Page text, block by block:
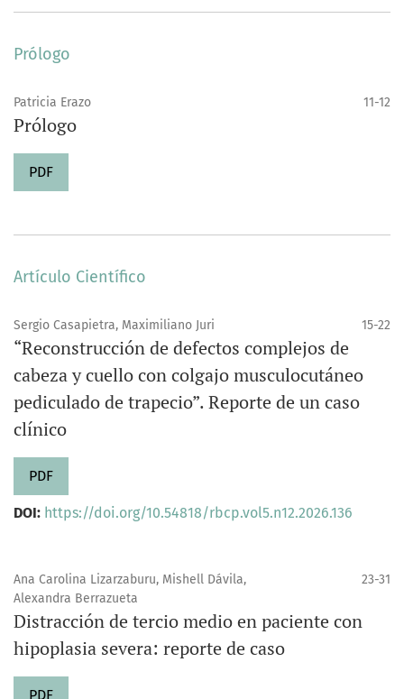
Prólogo
Patricia Erazo 11-12
Prólogo
PDF
Artículo Científico
Sergio Casapietra, Maximiliano Juri 15-22
“Reconstrucción de defectos complejos de
cabeza y cuello con colgajo musculocutáneo
pediculado de trapecio”. Reporte de un caso
clínico
PDF
DOI: https://doi.org/10.54818/rbcp.vol5.n12.2026.136
Ana Carolina Lizarzaburu, Mishell Dávila,
Alexandra Berrazueta
23-31
Distracción de tercio medio en paciente con
hipoplasia severa: reporte de caso
PDF